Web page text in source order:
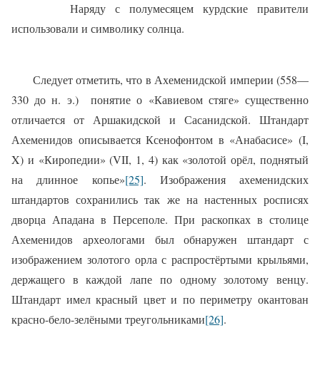
Наряду с полумесяцем курдские правители
использовали и символику солнца.
Следует отметить, что в Ахеменидской империи (558—
330 до н. э.)
понятие о «Кавиевом стяге» существенно
отличается от Аршакидской и Сасанидской. Штандарт
Ахеменидов описывается Ксенофонтом в «Анабасисе» (I,
X) и «Киропедии» (VII, 1, 4) как «золотой орёл, поднятый
на длинное копье»[25]. Изображения ахеменидских
штандартов сохранились так же на настенных росписях
дворца Ападана в Персеполе. При раскопках в столице
Ахеменидов археологами был обнаружен штандарт с
изображением золотого орла с распростёртыми крыльями,
держащего в каждой лапе по одному золотому венцу.
Штандарт имел красный цвет и по периметру окантован
красно-бело-зелёными треугольниками[26].